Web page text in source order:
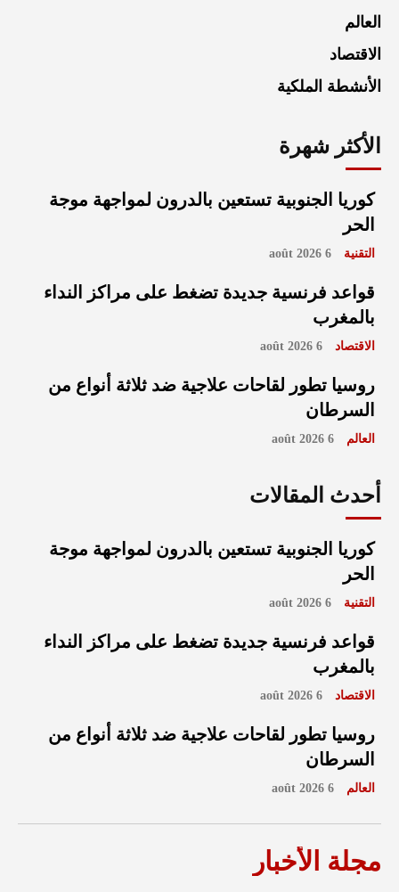
العالم
الاقتصاد
الأنشطة الملكية
الأكثر شهرة
كوريا الجنوبية تستعين بالدرون لمواجهة موجة
الحر
التقنية 6 août 2026
قواعد فرنسية جديدة تضغط على مراكز النداء
بالمغرب
الاقتصاد 6 août 2026
روسيا تطور لقاحات علاجية ضد ثلاثة أنواع من
السرطان
العالم 6 août 2026
أحدث المقالات
كوريا الجنوبية تستعين بالدرون لمواجهة موجة
الحر
التقنية 6 août 2026
قواعد فرنسية جديدة تضغط على مراكز النداء
بالمغرب
الاقتصاد 6 août 2026
روسيا تطور لقاحات علاجية ضد ثلاثة أنواع من
السرطان
العالم 6 août 2026
مجلة الأخبار